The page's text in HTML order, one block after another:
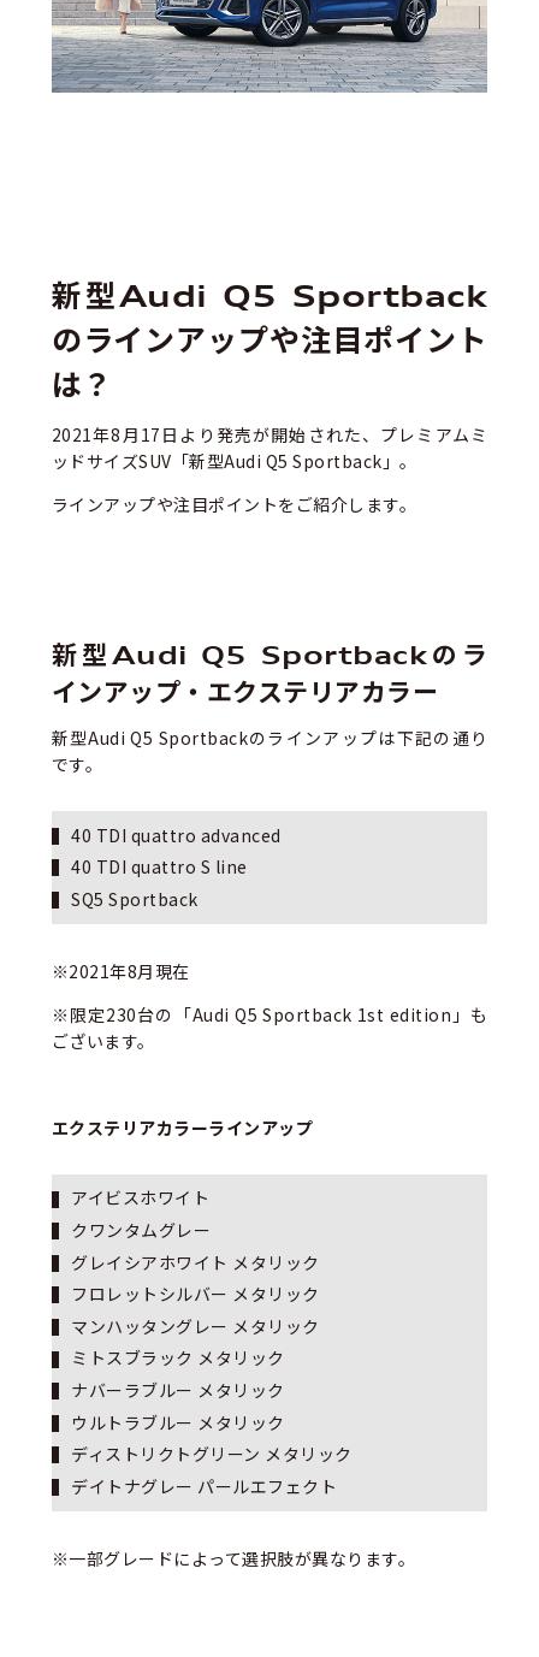
新型Audi Q5 Sportback
のラインアップや注目ポイント
は？
2021年8月17日より発売が開始された、プレミアムミ
ッドサイズSUV「新型Audi Q5 Sportback」。
ラインアップや注目ポイントをご紹介します。
新型Audi Q5 Sportbackのラ
インアップ・エクステリアカラー
新型Audi Q5 Sportbackのラインアップは下記の通り
です。
40 TDI quattro advanced
40 TDI quattro S line
SQ5 Sportback
※2021年8月現在
※限定230台の「Audi Q5 Sportback 1st edition」も
ございます。
エクステリアカラーラインアップ
アイビスホワイト
クワンタムグレー
グレイシアホワイト メタリック
フロレットシルバー メタリック
マンハッタングレー メタリック
ミトスブラック メタリック
ナバーラブルー メタリック
ウルトラブルー メタリック
ディストリクトグリーン メタリック
デイトナグレー パールエフェクト
※一部グレードによって選択肢が異なります。